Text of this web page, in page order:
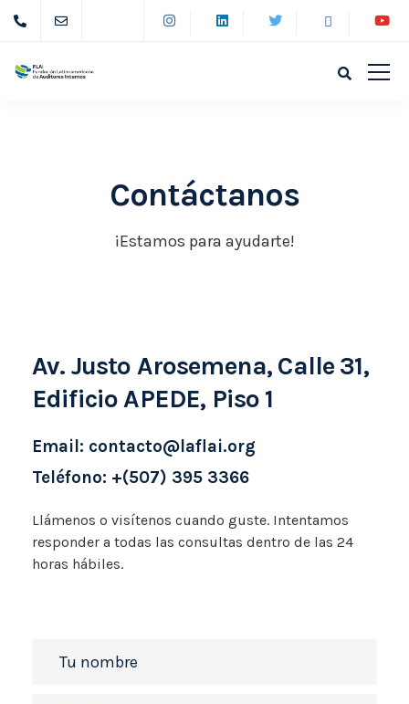
Contáctanos
¡Estamos para ayudarte!
Av. Justo Arosemena, Calle 31,
Edificio APEDE, Piso 1
Email: contacto@laflai.org
Teléfono: +(507) 395 3366
Llámenos o visítenos cuando guste. Intentamos
responder a todas las consultas dentro de las 24
horas hábiles.